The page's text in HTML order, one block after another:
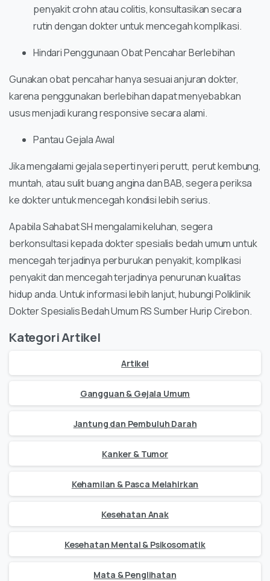
penyakit crohn atau colitis, konsultasikan secara
rutin dengan dokter untuk mencegah komplikasi.
Hindari Penggunaan Obat Pencahar Berlebihan
Gunakan obat pencahar hanya sesuai anjuran dokter,
karena penggunakan berlebihan dapat menyebabkan
usus menjadi kurang responsive secara alami.
Pantau Gejala Awal
Jika mengalami gejala seperti nyeri perutt, perut kembung,
muntah, atau sulit buang angina dan BAB, segera periksa
ke dokter untuk mencegah kondisi lebih serius.
Apabila Sahabat SH mengalami keluhan, segera
berkonsultasi kepada dokter spesialis bedah umum untuk
mencegah terjadinya perburukan penyakit, komplikasi
penyakit dan mencegah terjadinya penurunan kualitas
hidup anda. Untuk informasi lebih lanjut, hubungi Poliklinik
Dokter Spesialis Bedah Umum RS Sumber Hurip Cirebon.
Kategori Artikel
Artikel
Gangguan & Gejala Umum
Jantung dan Pembuluh Darah
Kanker & Tumor
Kehamilan & Pasca Melahirkan
Kesehatan Anak
Kesehatan Mental & Psikosomatik
Mata & Penglihatan